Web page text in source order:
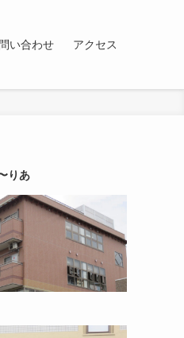
い合わせ アクセス
りあ